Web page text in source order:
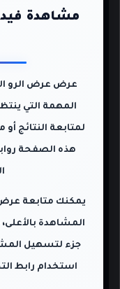
مشاهدة
عرض عرض الرو
المهمة التي
لمتابعة النتائج
هذه الصفحة
يمكنك متابعة عرض
المشاهدة
جزء لتسهيل
استخدام رابط التحميل